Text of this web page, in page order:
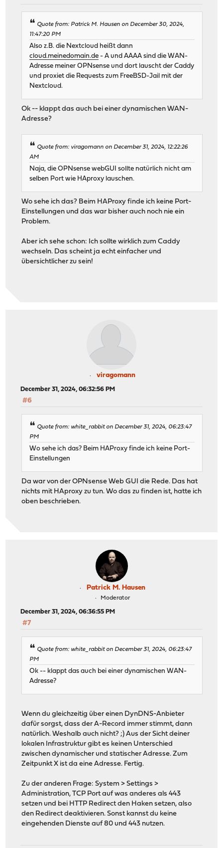
Quote from: Patrick M. Hausen on December 30, 2024,
11:47:20 PM
Also z.B. die Nextcloud heißt dann
cloud.meinedomain.de - A und AAAA sind die WAN-
Adresse meiner OPNsense und dort lauscht der Caddy
und proxiet die Requests zum FreeBSD-Jail mit der
Nextcloud.
Ok -- klappt das auch bei einer dynamischen WAN-
Adresse?
Quote from: viragomann on December 31, 2024, 12:22:26
AM
Naja, die OPNsense webGUI sollte natürlich nicht am
selben Port wie HAproxy lauschen.
Wo sehe ich das? Beim HAProxy finde ich keine Port-
Einstellungen und das war bisher auch noch nie ein
Problem.
Aber ich sehe schon: Ich sollte wirklich zum Caddy
wechseln. Das scheint ja echt einfacher und
übersichtlicher zu sein!
viragomann
December 31, 2024, 06:32:56 PM
#6
Quote from: white_rabbit on December 31, 2024, 06:23:47
PM
Wo sehe ich das? Beim HAProxy finde ich keine Port-
Einstellungen
Da war von der OPNsense Web GUI die Rede. Das hat
nichts mit HAproxy zu tun. Wo das zu finden ist, hatte ich
oben beschrieben.
Patrick M. Hausen
Moderator
December 31, 2024, 06:36:55 PM
#7
Quote from: white_rabbit on December 31, 2024, 06:23:47
PM
Ok -- klappt das auch bei einer dynamischen WAN-
Adresse?
Wenn du gleichzeitig über einen DynDNS-Anbieter
dafür sorgst, dass der A-Record immer stimmt, dann
natürlich. Weshalb auch nicht? ;) Aus der Sicht deiner
lokalen Infrastruktur gibt es keinen Unterschied
zwischen dynamischer und statischer Adresse. Zum
Zeitpunkt X ist da eine Adresse. Fertig.
Zu der anderen Frage: System > Settings >
Administration, TCP Port auf was anderes als 443
setzen und bei HTTP Redirect den Haken setzen, also
den Redirect deaktivieren. Sonst kannst du keine
eingehenden Dienste auf 80 und 443 nutzen.